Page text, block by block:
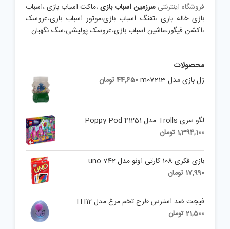
فروشگاه اینترنتی سرزمین اسباب بازی،ماکت اسباب بازی،اسباب
بازی خاله بازی ،تفنگ اسباب بازی،موتور اسباب بازی،عروسک
،اکشن فیگور،ماشین اسباب بازی،عروسک پولیشی،سگ نگهبان
محصولات
ژل بازی مدل m07213 44,650تومان
لگو سری Trolls مدل Poppy Pod 41251
1,394,100 تومان
بازی فکری 108 کارتی اونو مدل uno 742
17,990 تومان
فیجت ضد استرس طرح تخم مرغ مدل TH12
21,500تومان